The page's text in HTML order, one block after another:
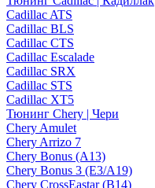
Cadillac ATS
Cadillac BLS
Cadillac CTS
Cadillac Escalade
Cadillac SRX
Cadillac STS
Cadillac XT5
Тюнинг Chery | Чери
Chery Amulet
Chery Arrizo 7
Chery Bonus (A13)
Chery Bonus 3 (E3/A19)
Chery CrossEastar (B14)